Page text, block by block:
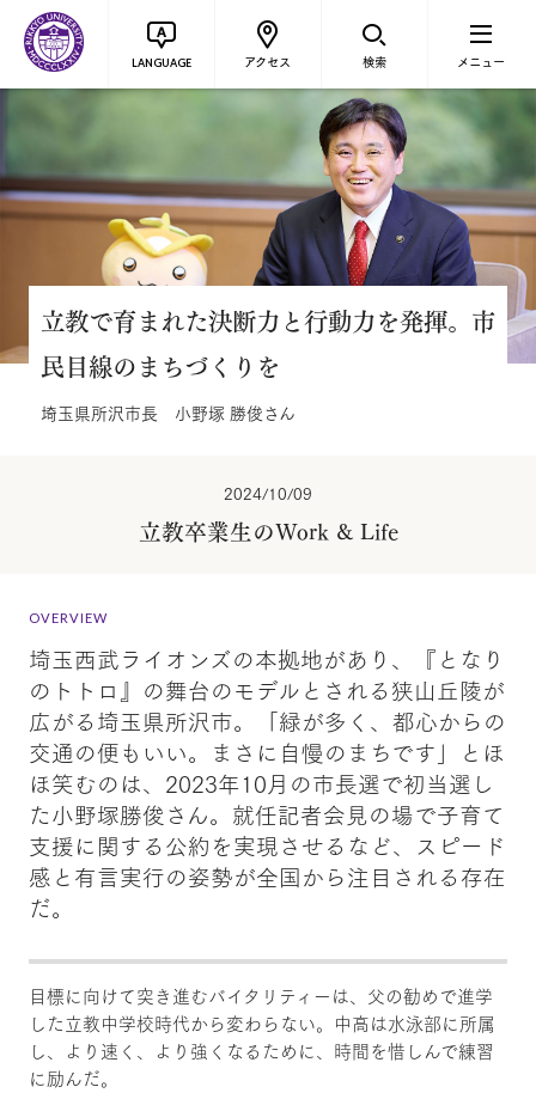
LANGUAGE アクセス 検索 メニュー
立教で育まれた決断力と行動力を発揮。市
民目線のまちづくりを
埼玉県所沢市長 小野塚 勝俊さん
2024/10/09
立教卒業生のWork & Life
OVERVIEW
埼玉西武ライオンズの本拠地があり、『となり
のトトロ』の舞台のモデルとされる狭山丘陵が
広がる埼玉県所沢市。「緑が多く、都心からの
交通の便もいい。まさに自慢のまちです」とほ
ほ笑むのは、2023年10月の市長選で初当選し
た小野塚勝俊さん。就任記者会見の場で子育て
支援に関する公約を実現させるなど、スピード
感と有言実行の姿勢が全国から注目される存在
だ。
目標に向けて突き進むバイタリティーは、父の勧めで進学
した立教中学校時代から変わらない。中高は水泳部に所属
し、より速く、より強くなるために、時間を惜しんで練習
に励んだ。